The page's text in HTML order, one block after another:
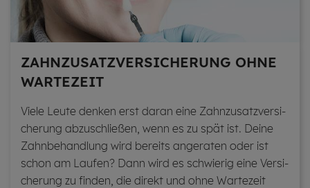
ZAHN­ZU­SATZ­VER­SI­CHE­RUNG OHNE
WAR­TE­ZEIT
Viele Leute den­ken erst daran eine Zahn­zu­satz­ver­si­
che­rung ab­zu­schlie­ßen, wenn es zu spät ist. Deine
Zahn­be­hand­lung wird be­reits an­ge­ra­ten oder ist
schon am Lau­fen? Dann wird es schwie­rig eine Ver­si­
che­rung zu fin­den, die di­rekt und ohne War­te­zeit